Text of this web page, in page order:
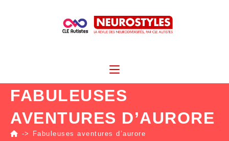
FABULEUSES
AVENTURES D’AURORE
-> Fabuleuses aventures d’aurore